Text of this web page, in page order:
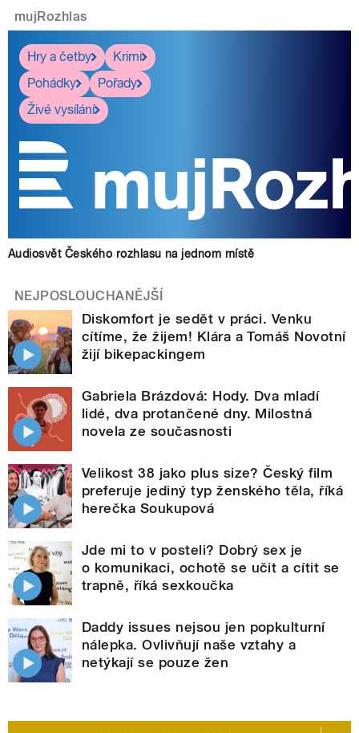
mujRozhlas
Hry a četby
Krimi
Pohádky
Pořady
Živé vysílání
Audiosvět Českého rozhlasu na jednom místě
NEJPOSLOUCHANĚJŠÍ
Diskomfort je sedět v práci. Venku
cítíme, že žijem! Klára a Tomáš Novotní
žijí bikepackingem
Gabriela Brázdová: Hody. Dva mladí
lidé, dva protančené dny. Milostná
novela ze současnosti
Velikost 38 jako plus size? Český film
preferuje jediný typ ženského těla, říká
herečka Soukupová
Jde mi to v posteli? Dobrý sex je
o komunikaci, ochotě se učit a cítit se
trapně, říká sexkoučka
Daddy issues nejsou jen popkulturní
nálepka. Ovlivňují naše vztahy a
netýkají se pouze žen